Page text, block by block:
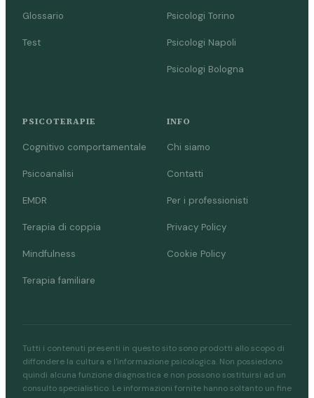
Glossario
Test
Psicologi Torino
Psicologi Napoli
Psicologi Bologna
PSICOTERAPIE
Cognitivo comportamentale
Psicoanalisi
EMDR
Terapia di coppia
Mindfulness
Terapia familiare
INFO
Chi siamo
Contatti
Per i professionisti
Privacy Policy
Cookie Policy
Tutti i contenuti presenti in questo sito sono prodotti allo scopo di
diffondere la cultura e l'informazione psicologica. Non possiedono
quindi alcuna funzione diagnostica e non possono sostituirsi ad un
consulto specialistico. Le informazioni fornite hanno soltanto un fine